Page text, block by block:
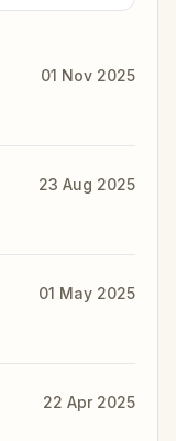
01 Nov 2025
23 Aug 2025
01 May 2025
22 Apr 2025